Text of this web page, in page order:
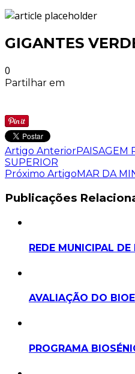
GIGANTES
0
Partilhar em
Artigo AnteriorPAISAGEM
SUPERIOR
Próximo ArtigoMAR DA
Publicações
REDE MUNICIPAL DE
AVALIAÇÃO DO
PROGRAMA